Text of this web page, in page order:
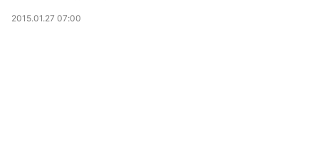
2015.01.27 07:00